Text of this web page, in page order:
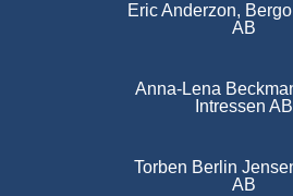
Eric Anderzon,
AB
Anna-Lena
Intressen AB
Torben Berlin
AB